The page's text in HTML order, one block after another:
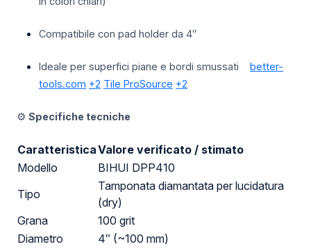
Compatibile con pad holder da 4″
Ideale per superfici piane e bordi smussati
better-
tools.com +2 Tile ProSource +2
⚙️ Specifiche tecniche
CaratteristicaValore verificato / stimato
Modello
BIHUI DPP410
Tipo
Tamponata diamantata per lucidatura
(dry)
Grana
100 grit
Diametro
4″ (~100 mm)